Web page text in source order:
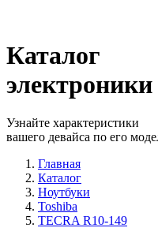
Каталог
электроники
Узнайте характеристики
вашего девайса по его
Главная
Каталог
Ноутбуки
Toshiba
TECRA R10-149